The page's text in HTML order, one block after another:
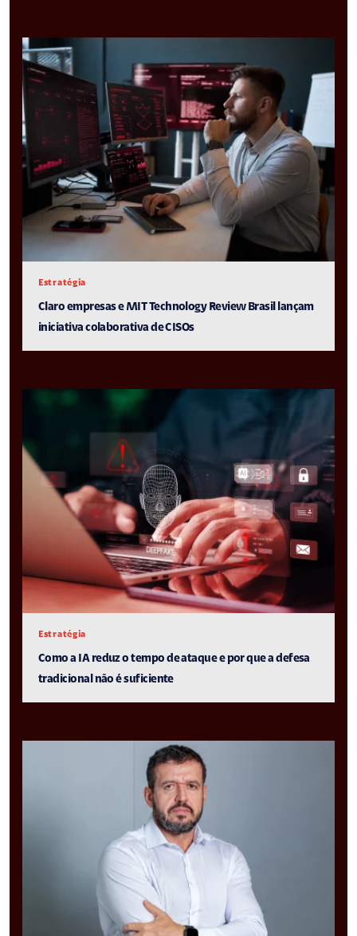
Estratégia
Claro empresas e MIT Technology Review Brasil lançam
iniciativa colaborativa de CISOs
Estratégia
Como a IA reduz o tempo de ataque e por que a defesa
tradicional não é suficiente